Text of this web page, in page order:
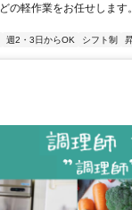
の軽作業をお任せします
週2・3日からOK シフト制